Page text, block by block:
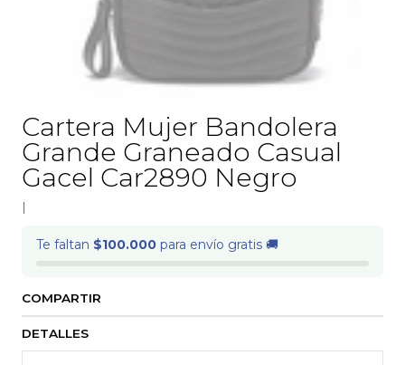
Cartera Mujer Bandolera
Grande Graneado Casual
Gacel Car2890 Negro
|
Te faltan $100.000 para envío gratis 🚚
COMPARTIR
DETALLES